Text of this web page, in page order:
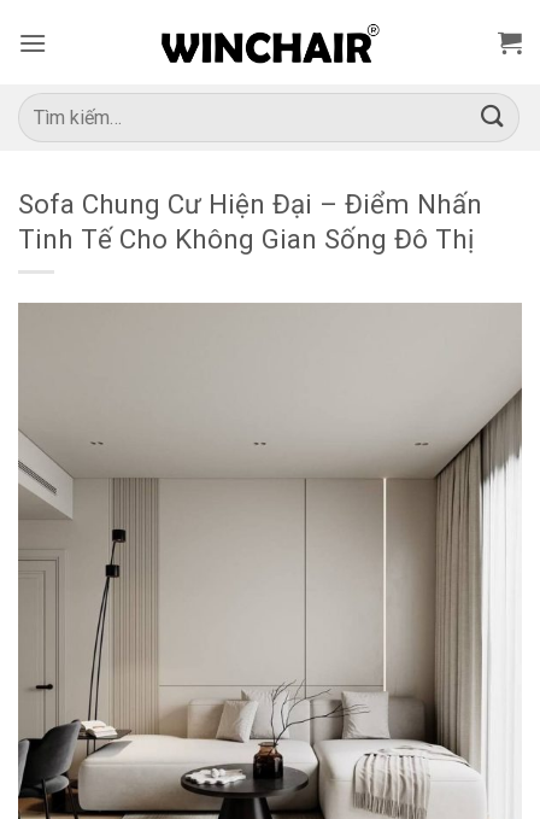
qua
dung
Tìm
kiếm:
Sofa Chung Cư Hiện Đại – Điểm Nhấn
Tinh Tế Cho Không Gian Sống Đô Thị